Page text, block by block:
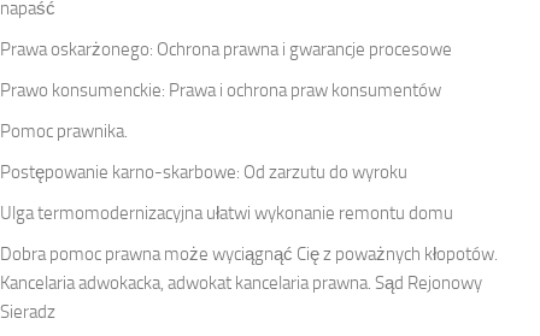
napaść
Prawa oskarżonego: Ochrona prawna i gwarancje procesowe
Prawo konsumenckie: Prawa i ochrona praw konsumentów
Pomoc prawnika.
Postępowanie karno-skarbowe: Od zarzutu do wyroku
Ulga termomodernizacyjna ułatwi wykonanie remontu domu
Dobra pomoc prawna może wyciągnąć Cię z poważnych kłopotów.
Kancelaria adwokacka, adwokat kancelaria prawna. Sąd Rejonowy
Sieradz